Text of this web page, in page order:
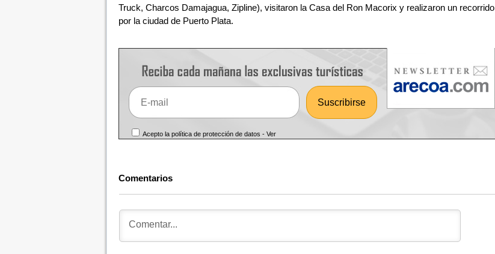
Truck, Charcos Damajagua, Zipline), visitaron la Casa del Ron Macorix y realizaron un recorrido
por la ciudad de Puerto Plata.
Acepto la política de protección de datos -Ver
Comentarios